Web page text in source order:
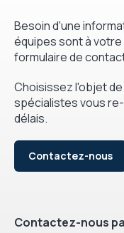
Besoin d'une
équipes sont à votre
formulaire de
Choisissez l'objet
spécialistes vous
délais.
Contactez-nous
Contactez-nous